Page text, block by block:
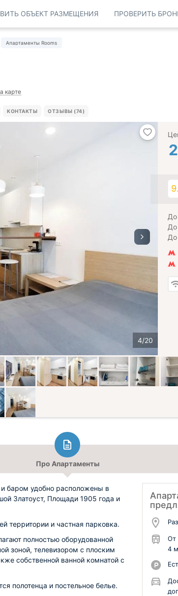
ПРОВЕРИТЬ
ОБЪЕКТ РАЗМЕЩЕНИЯ
Апартаменты Rooms
карте
КОНТАКТЫ ОТЗЫВЫ (74)
До
До
До
Про Апартаменты
От
4
баром удобно расположены в
Златоуст, Площади 1905 года и
территории и частная парковка.
полностью оборудованной
зоной, телевизором с плоским
собственной ванной комнатой с
полотенца и постельное белье.